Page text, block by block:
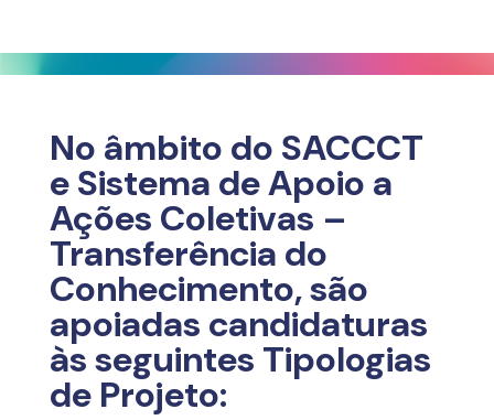
No âmbito do SACCCT
eSistema de Apoio a
Ações Coletivas –
Transferência do
Conhecimento,são
apoiadas candidaturas
às seguintes Tipologias
de Projeto: